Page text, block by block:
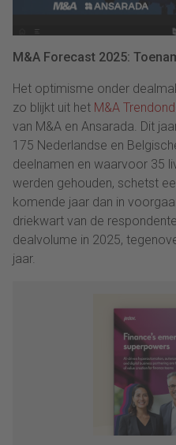
M&A Forecast 2025:
Het optimisme onder
zo blijkt uit het M&A
van M&A en Ansarada. Dit
175 Nederlandse en
deelnamen en waarvoor 35
werden gehouden, schetst
komende jaar dan in
driekwart van de
dealvolume in 2025,
jaar.